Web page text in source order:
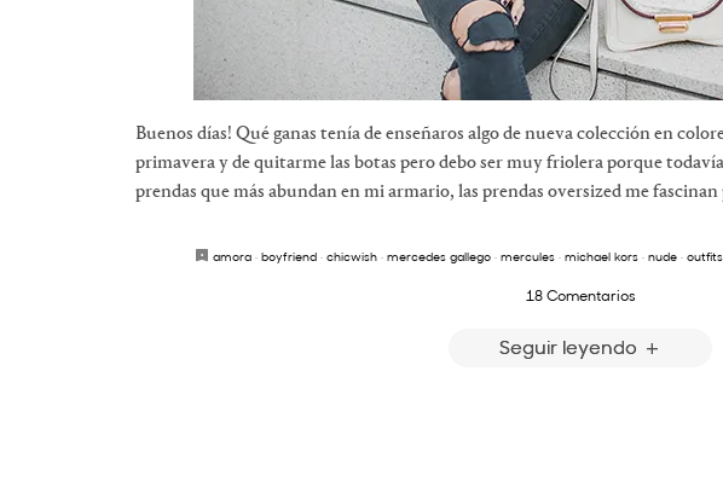
Buenos días! Qué ganas tenía de enseñaros algo de nueva colección en
primavera y de quitarme las botas pero debo ser muy friolera porque
prendas que más abundan en mi armario, las prendas oversized me
amora · boyfriend · chicwish · mercedes gallego · mercules · michael kors · nude · outfits
18 Comentarios
Seguir leyendo